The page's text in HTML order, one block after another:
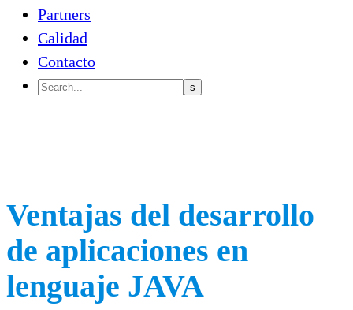
Partners
Calidad
Contacto
Ventajas del desarrollo
de aplicaciones en
lenguaje JAVA